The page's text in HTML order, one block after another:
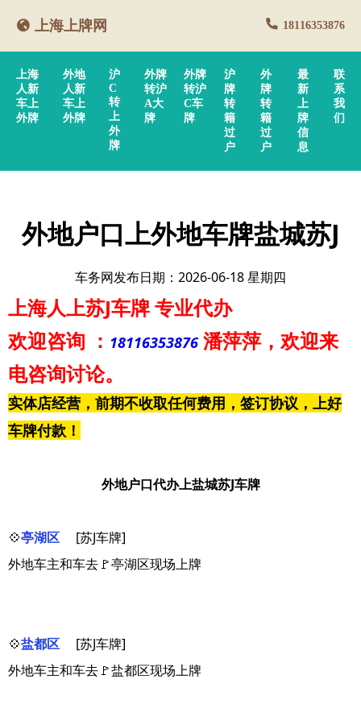
上海上牌网 18116353876
上海
人新
车上
外牌
外地
人新
车上
外牌
沪
C
转
上
外
牌
外牌
转沪
A大
牌
外牌
转沪
C车
牌
沪
牌
转
籍
过
户
外
牌
转
籍
过
户
最
新
上
牌
信
息
联
系
我
们
外地户口上外地车牌盐城苏J
车务网发布日期：2026-06-18 星期四
上海人上苏J车牌专业代办
欢迎咨询 ： 18116353876 潘萍萍 ，欢迎来
电咨询讨论。
实体店经营，前期不收取任何费用，签订协议，上好
车牌付款！
外地户口代办上盐城苏J车牌
💠亭湖区
[苏J车牌]
外地车主和车去🚩亭湖区现场上牌
💠盐都区
[苏J车牌]
外地车主和车去🚩盐都区现场上牌